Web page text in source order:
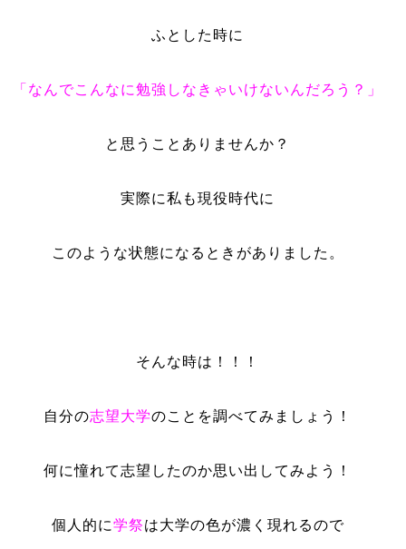
ふとした時に
「なんでこんなに勉強しなきゃいけないんだろう？」
と思うことありませんか？
実際に私も現役時代に
このような状態になるときがありました。
そんな時は！！！
自分の志望大学のことを調べてみましょう！
何に憧れて志望したのか思い出してみよう！
個人的に学祭は大学の色が濃く現れるので